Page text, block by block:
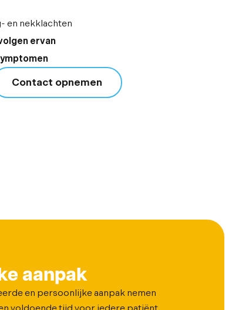
en nekklachten
ervan
Contact opnemen
aanpak
en persoonlijke aanpak nemen